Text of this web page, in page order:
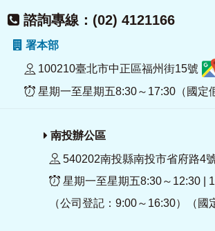
諮詢專線：(02) 4121166
署本部
100210臺北市中正區福州街15號
星期一至星期五8:30～17:30（國定
南投辦公區
540202南投縣南投市省府路4
星期一至星期五8:30～12:30 |
（公司登記：9:00～16:30）（國